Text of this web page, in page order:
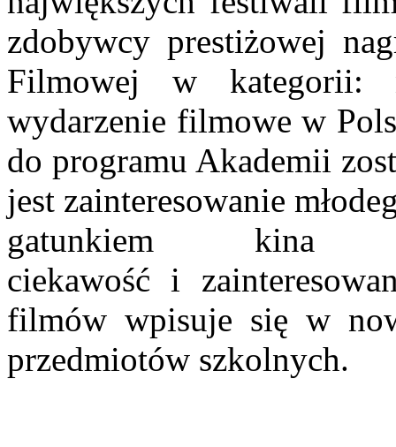
zdobywcy prestiżowej
Filmowej w kategorii:
wydarzenie filmowe w
do programu Akademii
jest zainteresowanie
gatunkiem kina
ciekawość i
filmów wpisuje się w
przedmiotów szkolnych.